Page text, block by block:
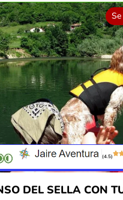
(4.5)
DEL SELLA CON